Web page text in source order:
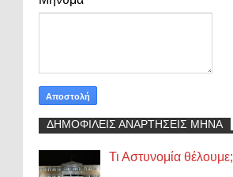
ΔΗΜΟΦΙΛΕΙΣ ΑΝΑΡΤΗΣΕΙΣ ΜΗΝΑ
Τι Αστυνομία θέλουμε;